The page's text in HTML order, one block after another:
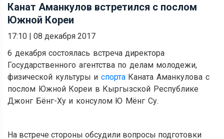
Канат Аманкулов встретился с послом
Южной Кореи
17:10 | 08 декабря 2017
6 декабря состоялась встреча директора
Государственного агентства по делам молодежи,
физической культуры и спортаКаната Аманкулова с
послом Южной Кореи в Кыргызской Республике
Джонг Бёнг-Ху и консулом Ю Мёнг Су.
На встрече стороны обсудили вопросы подготовки